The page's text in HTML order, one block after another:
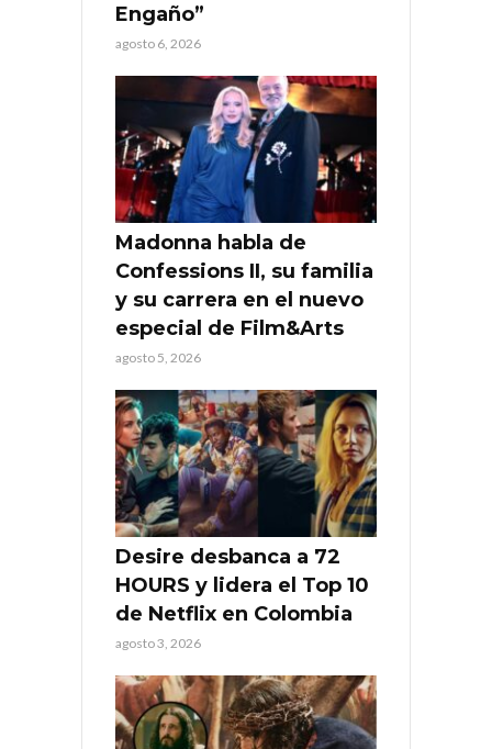
Engaño”
agosto 6, 2026
Madonna habla de
Confessions II, su familia
y su carrera en el nuevo
especial de Film&Arts
agosto 5, 2026
Desire desbanca a 72
HOURS y lidera el Top 10
de Netflix en Colombia
agosto 3, 2026